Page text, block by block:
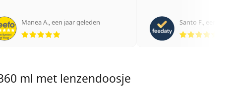
Manea A.,een jaar geleden
Beoordeling 5 van 5
Santo F., een
ml met lenzendoosje